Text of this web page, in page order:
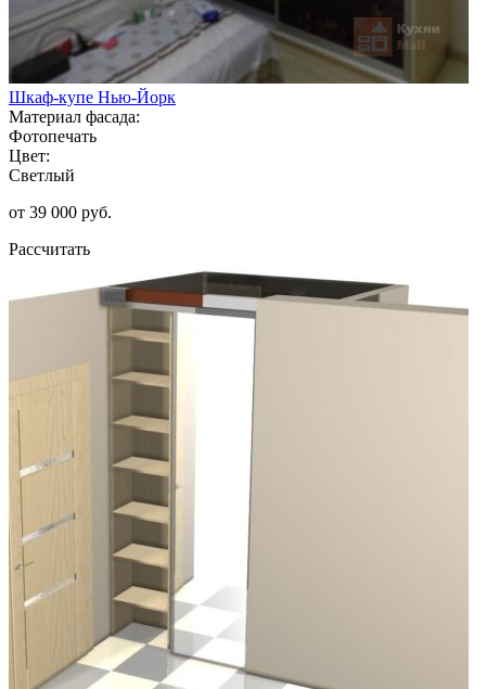
Шкаф-купе Нью-Йорк
Материал фасада:
Фотопечать
Цвет:
Светлый
от 39 000 руб.
Рассчитать